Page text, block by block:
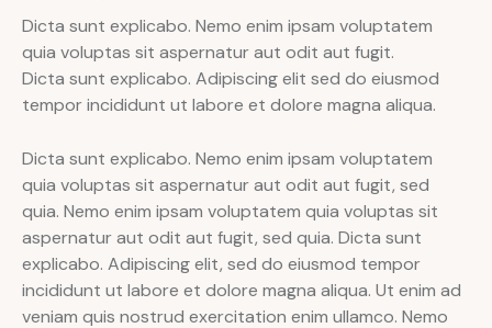
Dicta sunt explicabo. Nemo enim ipsam voluptatem
quia voluptas sit aspernatur aut odit aut fugit.
Dicta sunt explicabo. Adipiscing elit sed do eiusmod
tempor incididunt ut labore et dolore magna aliqua.
Dicta sunt explicabo. Nemo enim ipsam voluptatem
quia voluptas sit aspernatur aut odit aut fugit, sed
quia. Nemo enim ipsam voluptatem quia voluptas sit
aspernatur aut odit aut fugit, sed quia. Dicta sunt
explicabo. Adipiscing elit, sed do eiusmod tempor
incididunt ut labore et dolore magna aliqua. Ut enim ad
veniam quis nostrud exercitation enim ullamco. Nemo